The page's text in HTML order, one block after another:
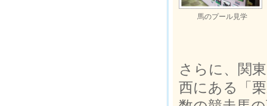
馬のプール見学
さらに、関
西にある「